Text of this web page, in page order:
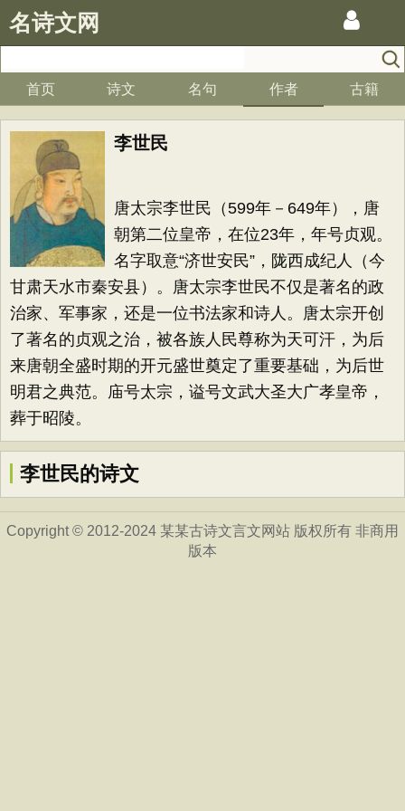
名诗文网
首页 诗文 名句 作者 古籍
李世民
唐太宗李世民（599年－649年），唐
朝第二位皇帝，在位23年，年号贞观。
名字取意“济世安民”，陇西成纪人（今
甘肃天水市秦安县）。唐太宗李世民不仅是著名的政
治家、军事家，还是一位书法家和诗人。唐太宗开创
了著名的贞观之治，被各族人民尊称为天可汗，为后
来唐朝全盛时期的开元盛世奠定了重要基础，为后世
明君之典范。庙号太宗，谥号文武大圣大广孝皇帝，
葬于昭陵。
李世民的诗文
Copyright © 2012-2024 某某古诗文言文网站 版权所有 非商用
版本